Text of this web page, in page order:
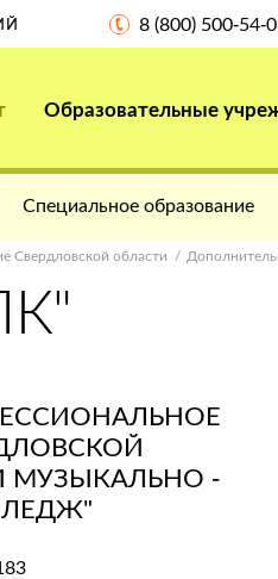
8 (800) 500-54-
Образовательные
Специальное образование
Свердловской области
МУЗЫКАЛЬНО -